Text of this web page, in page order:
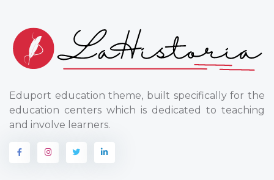
Eduport education theme, built specifically for the
education centers which is dedicated to teaching
and involve learners.